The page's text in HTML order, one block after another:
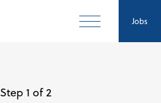
Jobs
Step 1 of 2